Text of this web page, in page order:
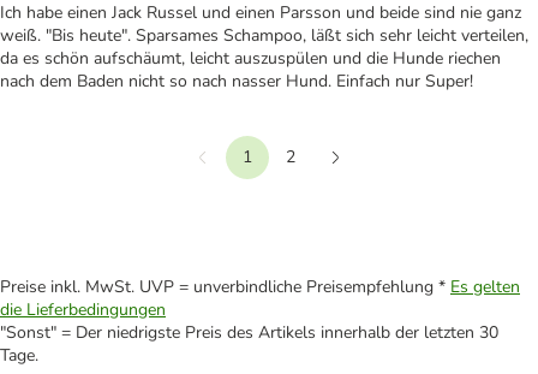
Ich habe einen Jack Russel und einen Parsson und beide sind nie ganz
weiß. "Bis heute". Sparsames Schampoo, läßt sich sehr leicht verteilen,
da es schön aufschäumt, leicht auszuspülen und die Hunde riechen
nach dem Baden nicht so nach nasser Hund. Einfach nur Super!
Vorherige
1
2
Preise inkl. MwSt. UVP = unverbindliche Preisempfehlung * Es gelten
die Lieferbedingungen
"Sonst" = Der niedrigste Preis des Artikels innerhalb der letzten 30
Tage.